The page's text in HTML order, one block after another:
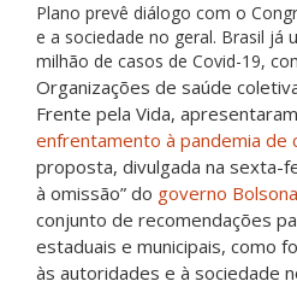
Plano prevê diálogo com o
e a sociedade no geral. Brasil já
milhão de casos de Covid-19,
Organizações de saúde
Frente pela Vida,
enfrentamento à pandemia de
proposta, divulgada na sexta-
à omissão” do governo
conjunto de recomendações
estaduais e municipais, como
às autoridades e à sociedade